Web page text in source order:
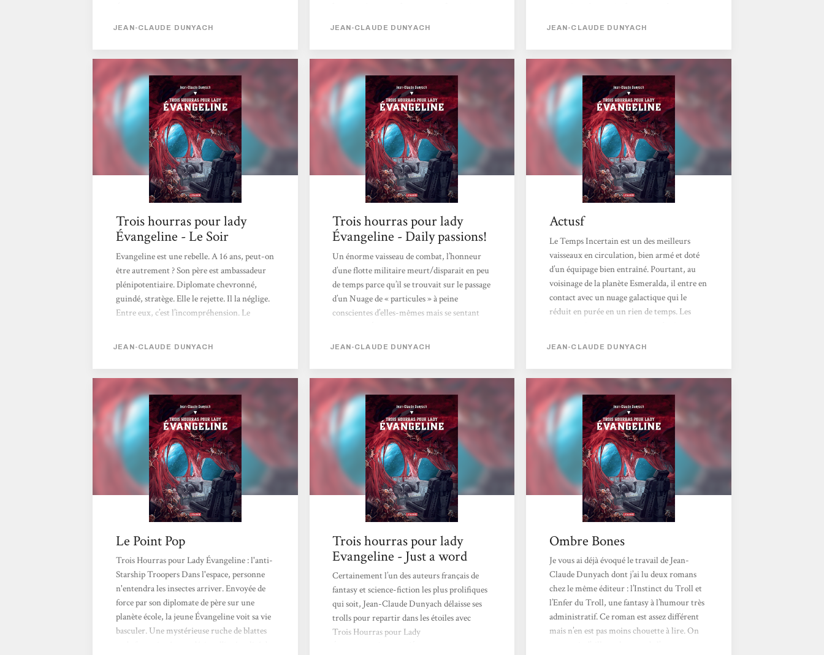
menace interstellaire, mais deux ! Pour les
contrer, nos héros devront faire de lourds
sacrifices, allant jusqu’à mettre en jeu la
notion même d'humanité. Je vous donne
tous les détails dans les paragraphes suivants.
Sachez juste que si vous...
JEAN-CLAUDE DUNYACH
Esméralda, colonie détruite par le nage, un
groupe militaire chargé de comprendre ce
qu'il s'est passé et de trouver une solution à
une menace que personne ne comprend
encore. Parallèlement, sa fille Évangéline,...
JEAN-CLAUDE DUNYACH
incertain est un des plus puissants vaisseaux
militaires de l’humanité. Pourtant il est
détruit aux abords de la planète Esméralda
par un ennemi inconnu qui va le dévorer.
Évangeline est une jeune fille dévergondée...
JEAN-CLAUDE DUNYACH
Trois hourras pour lady
Évangeline - Le Soir
Evangeline est une rebelle. A 16 ans, peut-on
être autrement ? Son père est ambassadeur
plénipotentiaire. Diplomate chevronné,
guindé, stratège. Elle le rejette. Il la néglige.
Entre eux, c’est l’incompréhension. Le
proches, entre deux espèces. Tout au long de
ce court roman haletant, drôle et profond à
la fois, les personnages sont confrontés aux
impossibilités de comprendre et de se faire
comprendre. Très loin dans l’espace,
l’homme...
JEAN-CLAUDE DUNYACH
Trois hourras pour lady
Évangeline - Daily passions!
Un énorme vaisseau de combat, l’honneur
d’une flotte militaire meurt/disparait en peu
de temps parce qu’il se trouvait sur le passage
d’un Nuage de « particules » à peine
conscientes d’elles-mêmes mais se sentant
disciplinaire où elle est censée revenir à un
meilleur comportement. (Elle a été surprise
pendant une relation sexuelle avec une
femme soldat). Mais, le jour de son arrivée
à...
JEAN-CLAUDE DUNYACH
Actusf
Le Temps Incertain est un des meilleurs
vaisseaux en circulation, bien armé et doté
d’un équipage bien entraîné. Pourtant, au
voisinage de la planète Esmeralda, il entre en
contact avec un nuage galactique qui le
réduit en purée en un rien de temps. Les
renom, est expédié sur une planète école,
Enertia, après une liaison torride avec une
jeune femme – visiblement, le futur a vu ici
la victoire de ténors anti gay, le mariage
pour tous est oublié. Voilà...
JEAN-CLAUDE DUNYACH
Le Point Pop
Trois Hourras pour Lady Évangeline : l'anti-
Starship Troopers Dans l'espace, personne
n'entendra les insectes arriver. Envoyée de
force par son diplomate de père sur une
planète école, la jeune Évangeline voit sa vie
basculer. Une mystérieuse ruche de blattes
Trois hourras pour lady
Evangeline - Just a word
Certainement l’un des auteurs français de
fantasy et science-fiction les plus prolifiques
qui soit, Jean-Claude Dunyach délaisse ses
trolls pour repartir dans les étoiles avec
Trois Hourras pour Lady
Ombre Bones
Je vous ai déjà évoqué le travail de Jean-
Claude Dunyach dont j’ai lu deux romans
chez le même éditeur : l’Instinct du Troll et
l’Enfer du Troll, une fantasy à l’humour très
administratif. Ce roman est assez différent
mais n’en est pas moins chouette à lire. On